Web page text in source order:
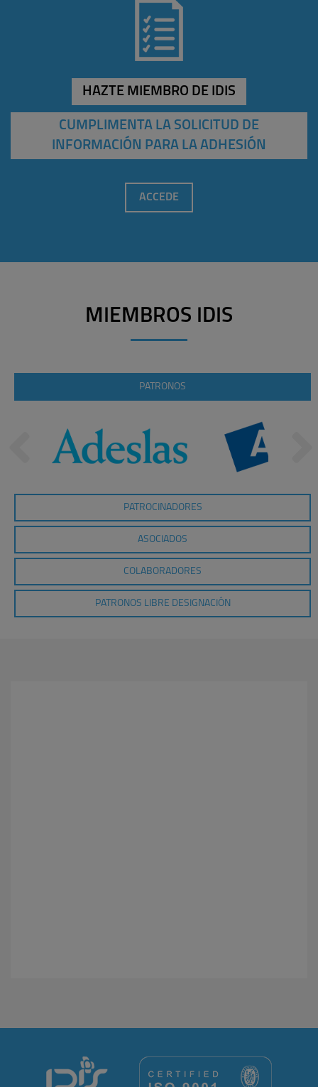
HAZTE MIEMBRO DE IDIS
CUMPLIMENTA LA SOLICITUD DE
INFORMACIÓN PARA LA ADHESIÓN
ACCEDE
MIEMBROS IDIS
PATRONOS
PATROCINADORES
ASOCIADOS
COLABORADORES
PATRONOS LIBRE DESIGNACIÓN